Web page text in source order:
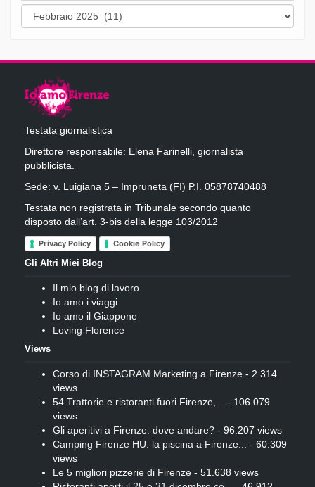
Archivi
Testata giornalistica
Direttore responsabile: Elena Farinelli, giornalista
pubblicista.
Sede: v. Luigiana 5 – Impruneta (FI) P.I. 05878740488
Testata non registrata in Tribunale secondo quanto
disposto dall’art. 3-bis della legge 103/2012
Privacy Policy Cookie Policy
Gli Altri Miei Blog
Il mio blog di lavoro
Io amo i viaggi
Io amo il Giappone
Loving Florence
Views
Corso di INSTAGRAM Marketing a Firenze - 2.314
views
54 Trattorie e ristoranti fuori Firenze,...
- 106.079
views
Gli aperitivi a Firenze: dove andare? - 96.207 views
Camping Firenze HU: la piscina a Firenze...
- 60.309
views
Le 5 migliori pizzerie di Firenze - 51.638 views